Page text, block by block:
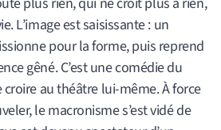
L’image est saisissante : un
pour la forme, puis reprend
gêné. C’est une comédie du
au théâtre lui-même. À force
le macronisme s’est vidé de